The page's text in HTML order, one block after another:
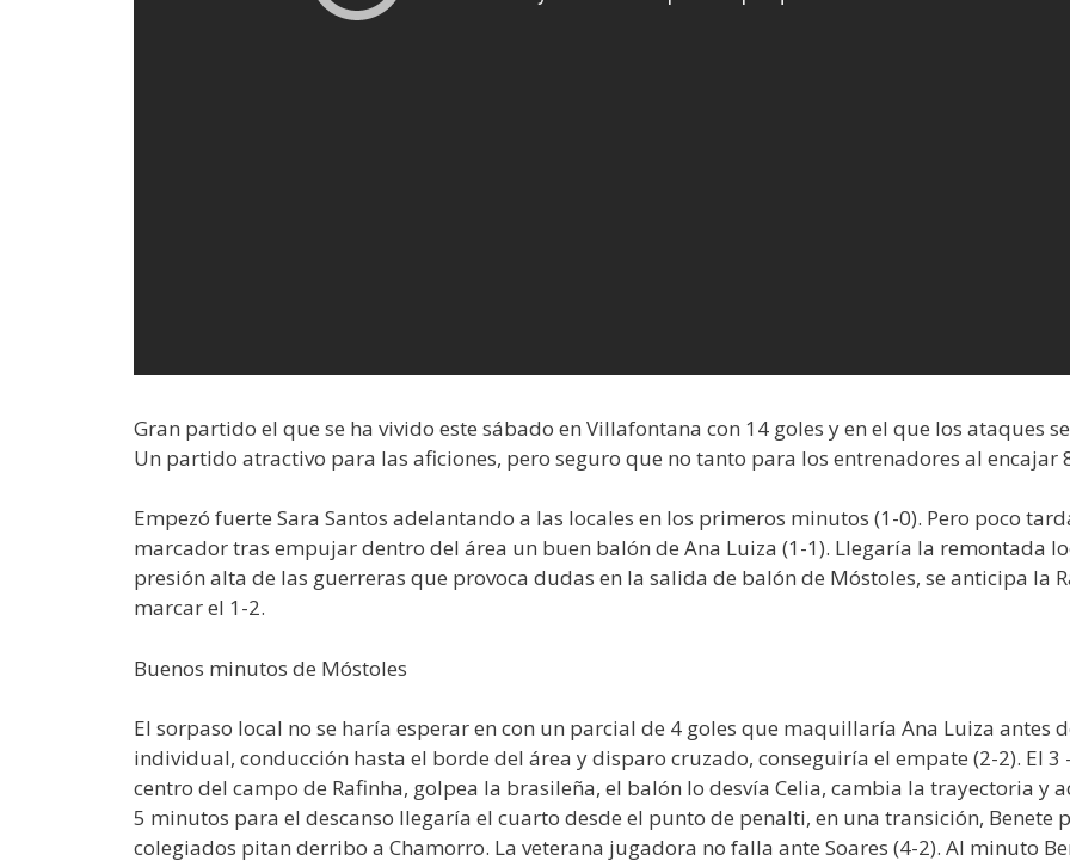
Gran partido el que se ha vivido este sábado en Villafontana con 14 goles y en el que los ataques
Un partido atractivo para las aficiones, pero seguro que no tanto para los entrenadores al encajar
Empezó fuerte Sara Santos adelantando a las locales en los primeros minutos (1-0). Pero poco
marcador tras empujar dentro del área un buen balón de Ana Luiza (1-1). Llegaría la remontada
presión alta de las guerreras que provoca dudas en la salida de balón de Móstoles, se anticipa la
marcar el 1-2.
Buenos minutos de Móstoles
El sorpaso local no se haría esperar en con un parcial de 4 goles que maquillaría Ana Luiza antes
individual, conducción hasta el borde del área y disparo cruzado, conseguiría el empate (2-2). El
centro del campo de Rafinha, golpea la brasileña, el balón lo desvía Celia, cambia la trayectoria y
5 minutos para el descanso llegaría el cuarto desde el punto de penalti, en una transición, Benete
colegiados pitan derribo a Chamorro. La veterana jugadora no falla ante Soares (4-2). Al minuto